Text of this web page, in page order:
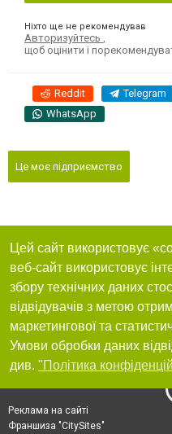
Ніхто ще не рекомендував
Авторизуйтесь
щоб оцінити і
Reddit Telegram
WhatsApp
Це моє підприємство
Цей сайт використовує
веб-сайт використовує
збору технічних даних
відвідувачів з метою
маркетингової та
Умови обробки даних
див. "Політика
Реклама на сайті
Франшиза "CitySites"